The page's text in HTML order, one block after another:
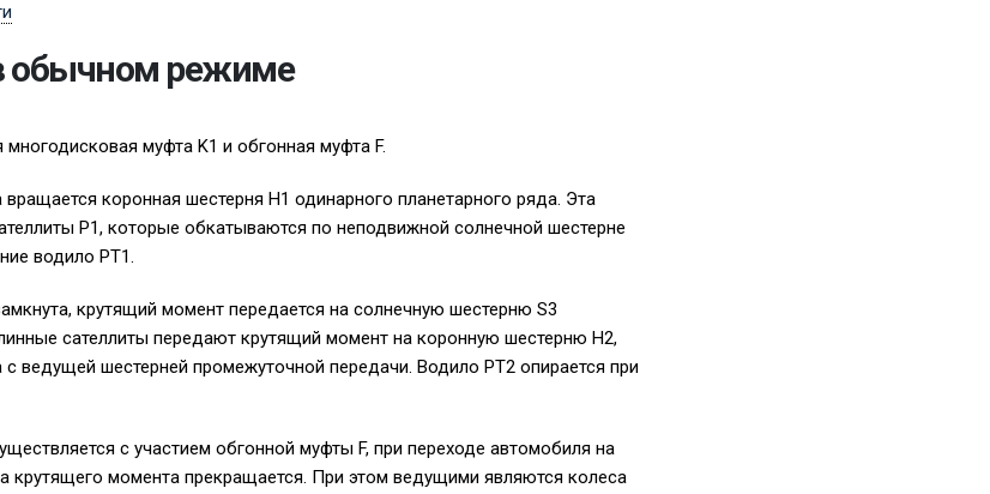
обычном режиме
муфта K1 и обгонная муфта F.
коронная шестерня H1 одинарного планетарного ряда. Эта
P1, которые обкатываются по неподвижной солнечной шестерне
водило PT1.
крутящий момент передается на солнечную шестерню S3
сателлиты передают крутящий момент на коронную шестерню H2,
ведущей шестерней промежуточной передачи. Водило PT2 опирается при
с участием обгонной муфты F, при переходе автомобиля на
крутящего момента прекращается. При этом ведущими являются колеса